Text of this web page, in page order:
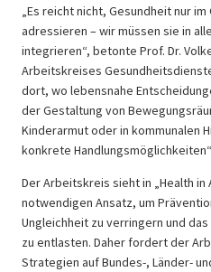
„Es reicht nicht, Gesundheit nur
adressieren – wir müssen sie in
integrieren“, betonte Prof. Dr.
Arbeitskreises
dort, wo lebensnahe
der Gestaltung von
Kinderarmut oder in kommunalen
konkrete
Der Arbeitskreis sieht in „Health
notwendigen Ansatz, um
Ungleichheit zu verringern und
zu entlasten. Daher fordert der
Strategien auf Bundes-, Länder-